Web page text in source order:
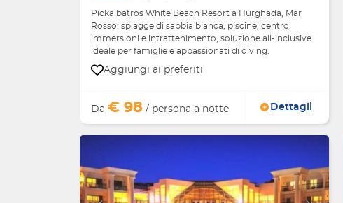
Pickalbatros White Beach Resort a Hurghada, Mar
Rosso: spiagge di sabbia bianca, piscine, centro
immersioni e intrattenimento, soluzione all-inclusive
ideale per famiglie e appassionati di diving.
Aggiungi ai preferiti
Da € 98 / persona a notte Dettagli